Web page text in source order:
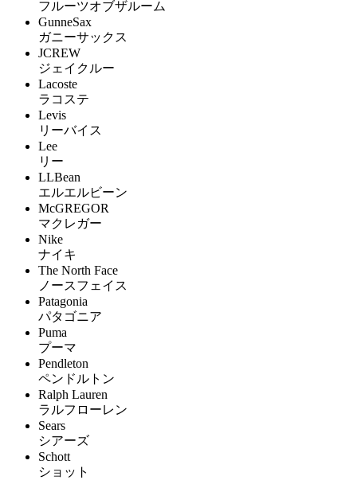
フルーツオブザルーム
GunneSax
ガニーサックス
JCREW
ジェイクルー
Lacoste
ラコステ
Levis
リーバイス
Lee
リー
LLBean
エルエルビーン
McGREGOR
マクレガー
Nike
ナイキ
The North Face
ノースフェイス
Patagonia
パタゴニア
Puma
プーマ
Pendleton
ペンドルトン
Ralph Lauren
ラルフローレン
Sears
シアーズ
Schott
ショット